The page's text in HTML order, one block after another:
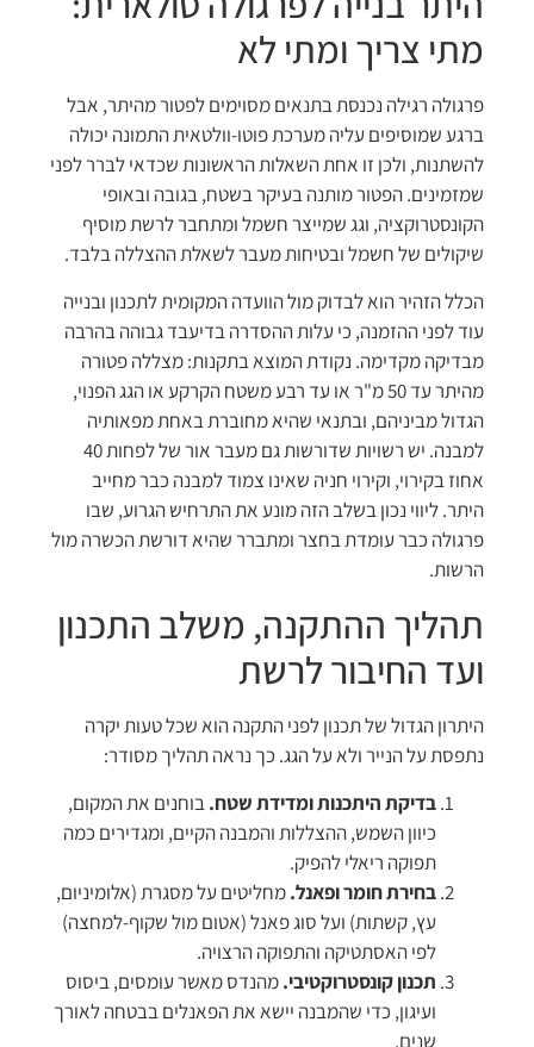
מתי צריך ומתי לא
פרגולה רגילה נכנסת בתנאים מסוימים לפטור מהיתר, אבל
ברגע שמוסיפים עליה מערכת פוטו-וולטאית התמונה יכולה
להשתנות, ולכן זו אחת השאלות הראשונות שכדאי לברר לפני
שמזמינים. הפטור מותנה בעיקר בשטח, בגובה ובאופי
הקונסטרוקציה, וגג שמייצר חשמל ומתחבר לרשת מוסיף
שיקולים של חשמל ובטיחות מעבר לשאלת ההצללה בלבד.
הכלל הזהיר הוא לבדוק מול הוועדה המקומית לתכנון ובנייה
עוד לפני ההזמנה, כי עלות ההסדרה בדיעבד גבוהה בהרבה
מבדיקה מקדימה. נקודת המוצא בתקנות: מצללה פטורה
מהיתר עד 50 מ"ר או עד רבע משטח הקרקע או הגג הפנוי,
הגדול מביניהם, ובתנאי שהיא מחוברת באחת מפאותיה
למבנה. יש רשויות שדורשות גם מעבר אור של לפחות 40
אחוז בקירוי, וקירוי חניה שאינו צמוד למבנה כבר מחייב
היתר. ליווי נכון בשלב הזה מונע את התרחיש הגרוע, שבו
פרגולה כבר עומדת בחצר ומתברר שהיא דורשת הכשרה מול
הרשות.
תהליך ההתקנה, משלב התכנון
ועד החיבור לרשת
היתרון הגדול של תכנון לפני התקנה הוא שכל טעות יקרה
נתפסת על הנייר ולא על הגג. כך נראה תהליך מסודר:
בדיקת היתכנות ומדידת שטח.בוחנים את המקום,
כיוון השמש, ההצללות והמבנה הקיים, ומגדירים כמה
תפוקה ריאלי להפיק.
בחירת חומר ופאנל.מחליטים על מסגרת (אלומיניום,
עץ, קשתות) ועל סוג פאנל (אטום מול שקוף-למחצה)
לפי האסתטיקה והתפוקה הרצויה.
תכנון קונסטרוקטיבי.מהנדס מאשר עומסים, ביסוס
ועיגון, כדי שהמבנה יישא את הפאנלים בבטחה לאורך
שנים.